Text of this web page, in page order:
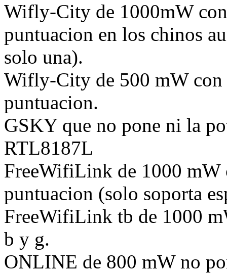
Wifly-City de 1000mW
puntuacion en los chinos
solo una).
Wifly-City de 500 mW con
puntuacion.
GSKY que no pone ni la
RTL8187L
FreeWifiLink de 1000
puntuacion (solo soporta
FreeWifiLink tb de 1000
b y g.
ONLINE de 800 mW no